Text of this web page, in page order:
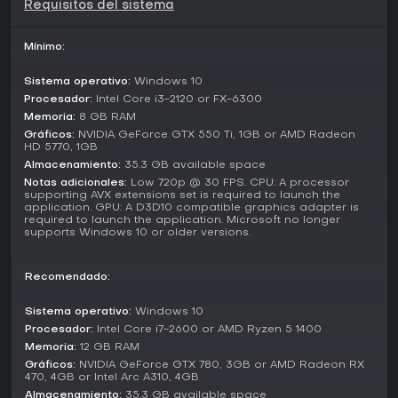
mediante ataques repetidos y el uso de poderes. Completar
adicionales de jefes en dificultad superior.
Sonic Generations presenta su historia de viajes en el
de entregas anteriores de la saga. No existen modos
campañas son exclusivamente para un jugador.
Historia y progresión
La campaña de Shadow sigue el regreso de su némesis
recuerdos mientras reúne poderes para restablecer el
tridimensional que se vuelve más accesible al obtener
las etapas. La historia remasterizada de Sonic gira en torno
temporales y obligan a Classic Sonic y Modern Sonic a
Requisitos del sistema
Mínimo:
Sistema operativo: Windows 10
Procesador: Intel Core i3-2120 or FX-6300
Memoria: 8 GB RAM
Gráficos: NVIDIA GeForce GTX 550 Ti, 1GB or AMD Radeon
HD 5770, 1GB
Almacenamiento: 35.3 GB available space
Notas adicionales: Low 720p @ 30 FPS. CPU: A processor
supporting AVX extensions set is required to launch the
application. GPU: A D3D10 compatible graphics adapter is
required to launch the application. Microsoft no longer
supports Windows 10 or older versions.
Recomendado:
Sistema operativo: Windows 10
Procesador: Intel Core i7-2600 or AMD Ryzen 5 1400
Memoria: 12 GB RAM
Gráficos: NVIDIA GeForce GTX 780, 3GB or AMD Radeon RX
470, 4GB or Intel Arc A310, 4GB
Almacenamiento: 35.3 GB available space